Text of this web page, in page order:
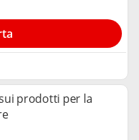
prodotti per la